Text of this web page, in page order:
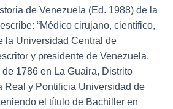
de Venezuela (Ed. 1988) de la
“Médico cirujano, científico,
la Universidad Central de
y presidente de Venezuela.
1786 en La Guaira, Distrito
Real y Pontificia Universidad de
el título de Bachiller en